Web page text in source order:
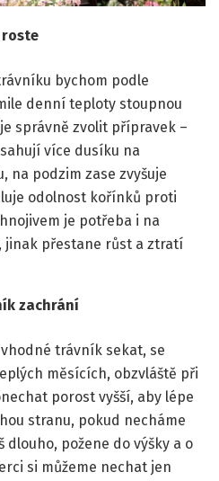
roste
bychom podle
denní teploty stoupnou
správně zvolit přípravek –
více dusíku na
na podzim zase zvyšuje
odolnost kořínků proti
je potřeba i na
jinak přestane růst a ztratí
zachrání
trávník sekat, se
měsících, obzvláště při
porost vyšší, aby lépe
stranu, pokud necháme
požene do výšky a o
si můžeme nechat jen